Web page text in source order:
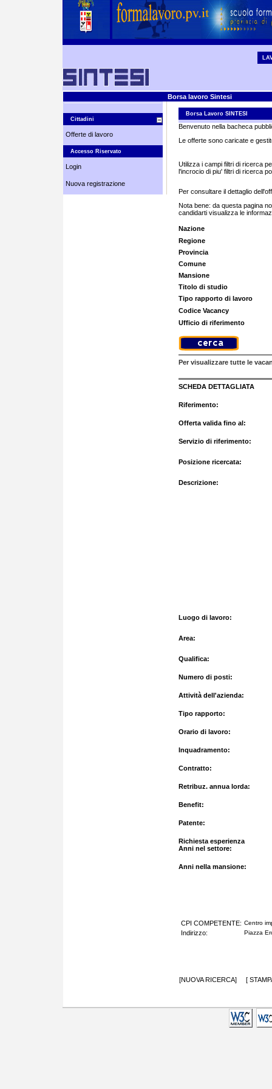
Borsa lavoro Sintesi
Cittadini
Offerte di lavoro
Accesso Riservato
Login
Nuova registrazione
Borsa Lavoro SINTESI
Benvenuto nella bacheca
Le offerte sono caricate e
Utilizza i campi filtri di ricerca
l'incrocio di piu' filtri di ricerca
Per consultare il dettaglio
Nota bene: da questa pagina
candidarti visualizza le
Nazione
Regione
Provincia
Comune
Mansione
Titolo di studio
Tipo rapporto di lavoro
Codice Vacancy
Ufficio di riferimento
Per visualizzare tutte le
SCHEDA DETTAGLIATA
Riferimento:
Offerta valida fino al:
Servizio di riferimento:
Posizione ricercata:
Descrizione:
Luogo di lavoro:
Area:
Qualifica:
Numero di posti:
Attività dell'azienda:
Tipo rapporto:
Orario di lavoro:
Inquadramento:
Contratto:
Retribuz. annua lorda:
Benefit:
Patente:
Richiesta esperienza
Anni nel settore:
Anni nella mansione:
CPI COMPETENTE: Centro
Indirizzo: Piazza
[NUOVA RICERCA] [